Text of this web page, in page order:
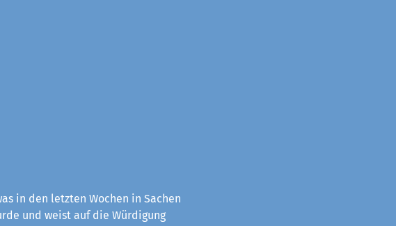
in den letzten Wochen in Sachen
und weist auf die Würdigung